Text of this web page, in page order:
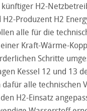
künftiger H2-
Produzent H2
alle für die
Kraft-Wärme-
Schritte
Kessel 12 und 13
alle technischen
H2-Einsatz